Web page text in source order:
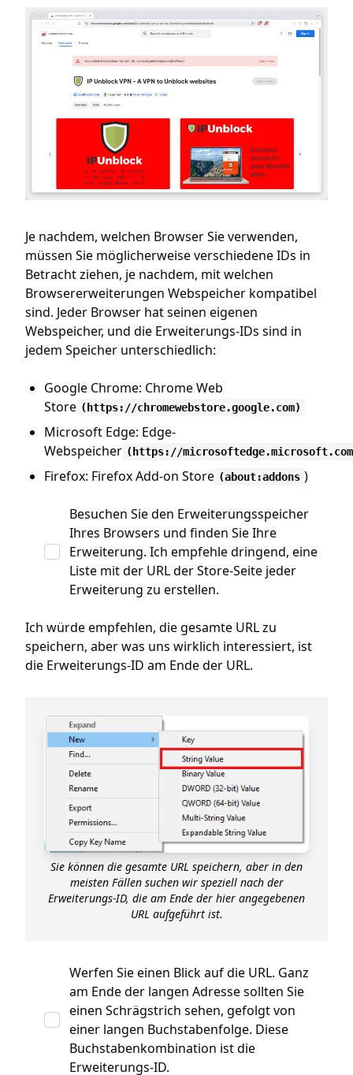
Je nachdem, welchen Browser Sie verwenden,
müssen Sie möglicherweise verschiedene IDs in
Betracht ziehen, je nachdem, mit welchen
Browsererweiterungen Webspeicher kompatibel
sind. Jeder Browser hat seinen eigenen
Webspeicher, und die Erweiterungs-IDs sind in
jedem Speicher unterschiedlich:
Google Chrome: Chrome Web
Store (https://chromewebstore.google.com)
Microsoft Edge: Edge-
Webspeicher (https://
Firefox: Firefox Add-on Store (about:addons )
Besuchen Sie den Erweiterungsspeicher
Ihres Browsers und finden Sie Ihre
Erweiterung. Ich empfehle dringend, eine
Liste mit der URL der Store-Seite jeder
Erweiterung zu erstellen.
Ich würde empfehlen, die gesamte URL zu
speichern, aber was uns wirklich interessiert, ist
die Erweiterungs-ID am Ende der URL.
Sie können die gesamte URL speichern, aber in den
meisten Fällen suchen wir speziell nach der
Erweiterungs-ID, die am Ende der hier angegebenen
URL aufgeführt ist.
Werfen Sie einen Blick auf die URL. Ganz
am Ende der langen Adresse sollten Sie
einen Schrägstrich sehen, gefolgt von
einer langen Buchstabenfolge. Diese
Buchstabenkombination ist die
Erweiterungs-ID.